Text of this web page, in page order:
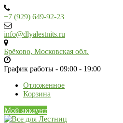
Skip
to
content
+7 (929) 649-92-23
info@dlyalestnits.ru
Брёхово, Московская обл.
График работы - 09:00 - 19:00
Отложенное
Корзина
Мой аккаунт